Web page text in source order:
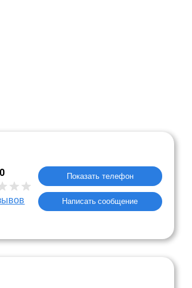
0 Показать телефон
Написать сообщение